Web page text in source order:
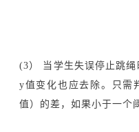
(3） 当学生失误停止跳
y值变化也应去除。只需
值）的差，如果小于一个